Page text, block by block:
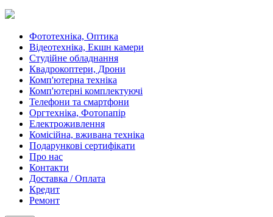
Фототехніка, Оптика
Відеотехніка, Екшн камери
Студійне обладнання
Квадрокоптери, Дрони
Комп'ютерна техніка
Комп'ютерні комплектуючі
Телефони та смартфони
Оргтехніка, Фотопапір
Електроживлення
Комісійна, вживана техніка
Подарункові сертифікати
Про нас
Контакти
Доставка / Оплата
Кредит
Ремонт